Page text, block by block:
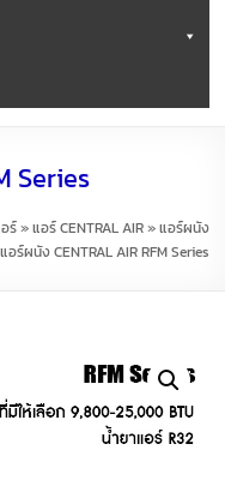
Series
ร์»แอร์ CENTRAL AIR»แอร์ผนัง
แอร์ผนัง CENTRAL AIR RFM Series